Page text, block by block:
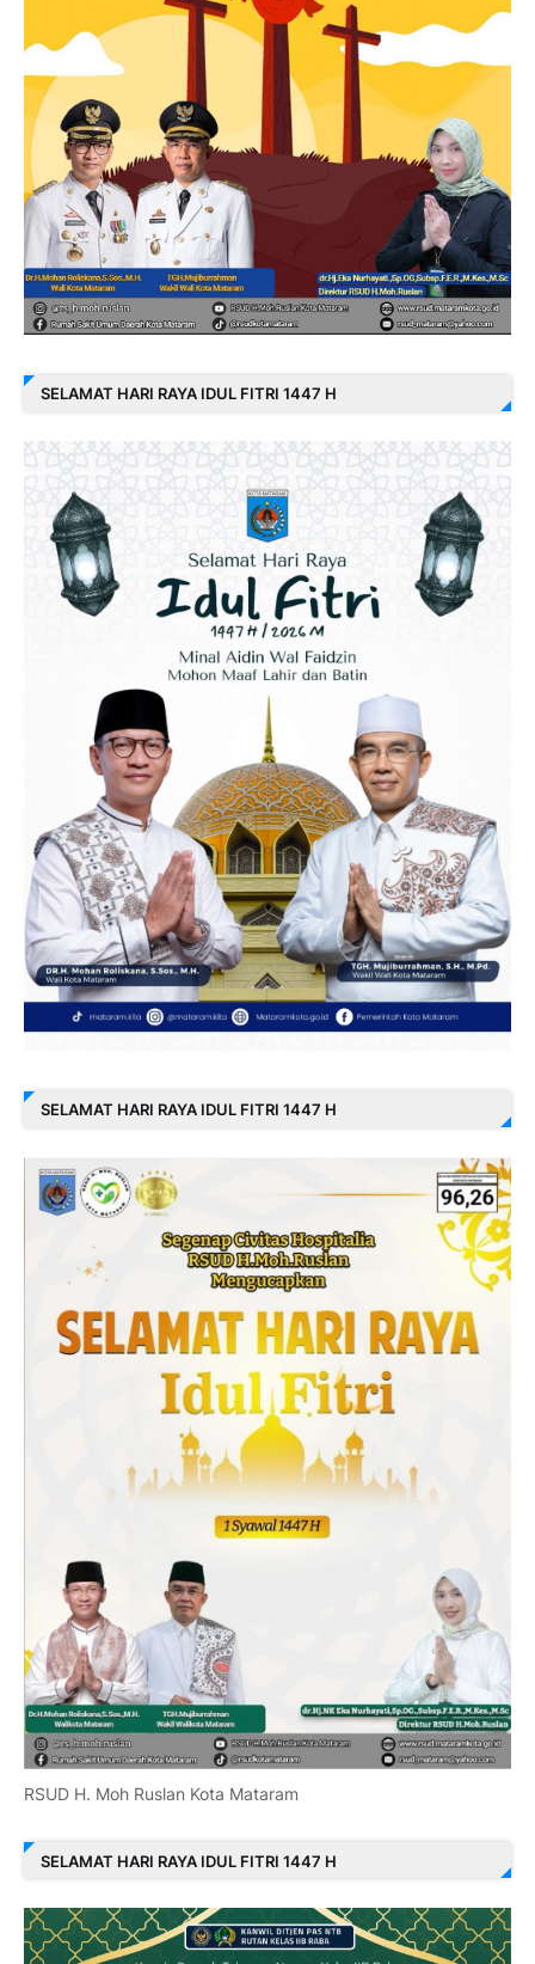
SELAMAT HARI RAYA IDUL FITRI 1447 H
SELAMAT HARI RAYA IDUL FITRI 1447 H
RSUD H. Moh Ruslan Kota Mataram
SELAMAT HARI RAYA IDUL FITRI 1447 H